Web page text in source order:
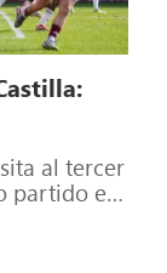
al tercer
partido en